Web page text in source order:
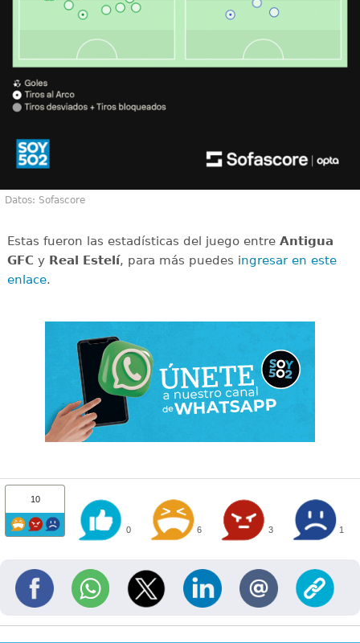
Datos: Sofascore
Estas fueron las estadísticas del juego entre Antigua
GFC y Real Estelí, para más puedes ingresar en este
enlace.
10
0 6 3 1